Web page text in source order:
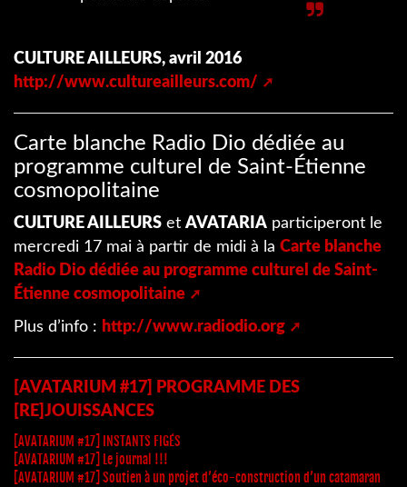
CULTURE AILLEURS, avril 2016
http://www.cultureailleurs.com/
Carte blanche Radio Dio dédiée au
programme culturel de Saint-Étienne
cosmopolitaine
CULTURE AILLEURS et AVATARIA participeront le
mercredi 17 mai à partir de midi à la Carte blanche
Radio Dio dédiée au programme culturel de Saint-
Étienne cosmopolitaine
Plus d’info : http://www.radiodio.org
[AVATARIUM #17] PROGRAMME DES
[RE]JOUISSANCES
[AVATARIUM #17] INSTANTS FIGÉS
[AVATARIUM #17] Le journal !!!
[AVATARIUM #17] Soutien à un projet d’éco-construction d’un catamaran